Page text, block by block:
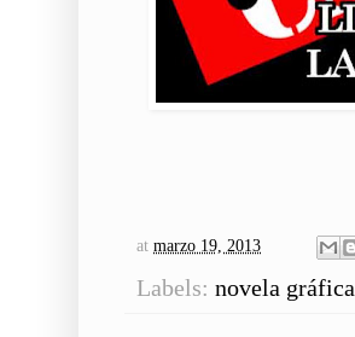
at marzo 19, 2013
Labels: novela gráfica